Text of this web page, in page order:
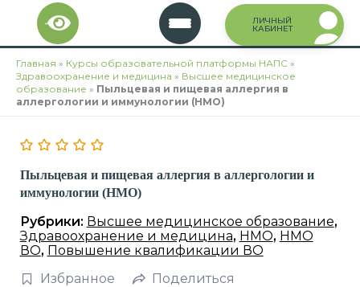
Перейти
содержимому
ЛИЧНЫЙ
КАБИНЕТ
Главная » Курсы образовательной платформы НАПС »
Здравоохранение и медицина » Высшее медицинское
образование » Пыльцевая и пищевая аллергия в
аллергологии и иммунологии (НМО)
Пыльцевая и пищевая аллергия в аллергологии и
иммунологии (НМО)
Рубрики: Высшее медицинское образование,
Здравоохранение и медицина, НМО, НМО
ВО, Повышение квалификации ВО
Избранное
Поделиться